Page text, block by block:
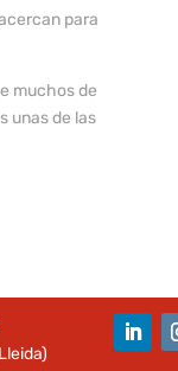
para
muchos de
unas de las